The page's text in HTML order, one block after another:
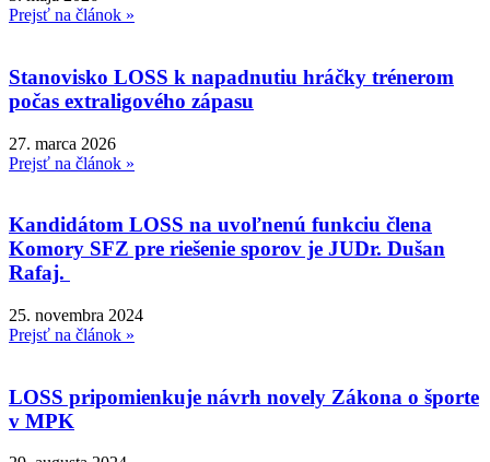
Prejsť na článok »
Stanovisko LOSS k napadnutiu hráčky trénerom
počas extraligového zápasu
27. marca 2026
Prejsť na článok »
Kandidátom LOSS na uvoľnenú funkciu člena
Komory SFZ pre riešenie sporov je JUDr. Dušan
Rafaj.
25. novembra 2024
Prejsť na článok »
LOSS pripomienkuje návrh novely Zákona o športe
v MPK